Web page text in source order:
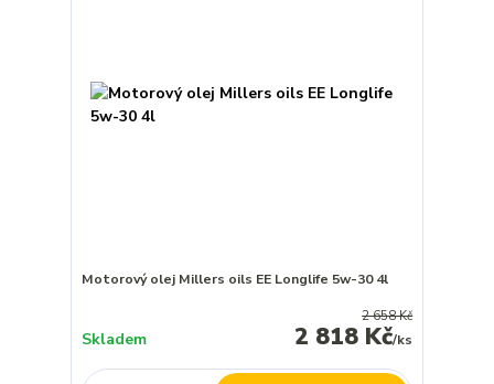
Motorový olej Millers oils EE Longlife 5w-30 4l
2 658 Kč
2 818 Kč/ks
Skladem